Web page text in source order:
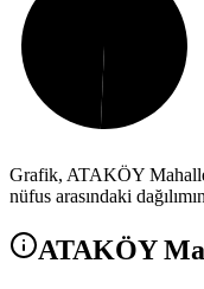
Grafik, ATAKÖY
nüfus arasındaki
ATAKÖY